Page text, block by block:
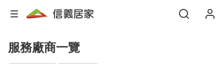
服務廠商一覽